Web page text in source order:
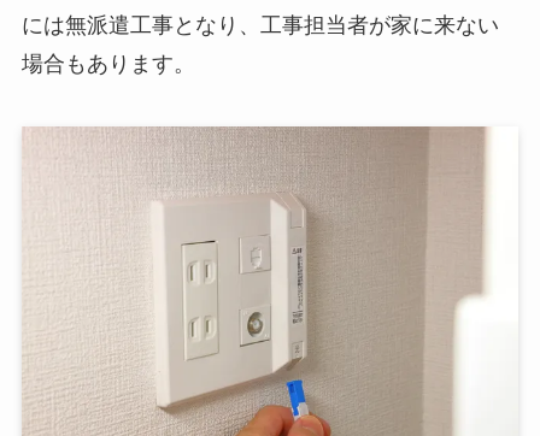
には無派遣工事となり、工事担当者が家に来ない
場合もあります。